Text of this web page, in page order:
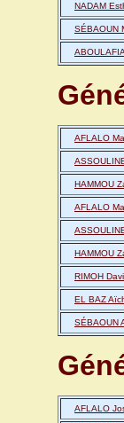
NADAM
SÉBAOUN
AFLALO
HAMMOU
AFLALO
HAMMOU
RIMOH
EL BAZ
SÉBAOUN
AFLALO